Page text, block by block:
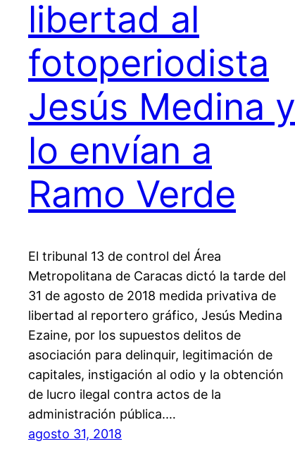
libertad al
fotoperiodista
Jesús Medina y
lo envían a
Ramo Verde
El tribunal 13 de control del Área
Metropolitana de Caracas dictó la tarde del
31 de agosto de 2018 medida privativa de
libertad al reportero gráfico, Jesús Medina
Ezaine, por los supuestos delitos de
asociación para delinquir, legitimación de
capitales, instigación al odio y la obtención
de lucro ilegal contra actos de la
administración pública.…
agosto 31, 2018